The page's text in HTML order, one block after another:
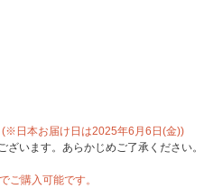
日本お届け日は2025年6月6日(金))
います。あらかじめご了承ください。
ご購入可能です。